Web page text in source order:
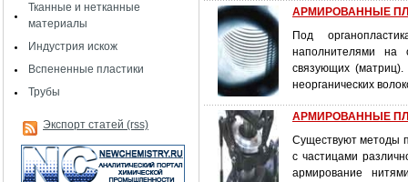
Тканные и нетканные
материалы
Индустрия искож
Вспененные пластики
Трубы
Экспорт статей (rss)
АРМИРОВАННЫЕ
Под
наполнителями на
связующих
неорганических
АРМИРОВАННЫЕ
Существуют методы
с частицами
армирование